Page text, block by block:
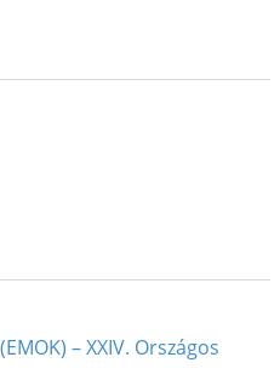
– XXIV. Országos